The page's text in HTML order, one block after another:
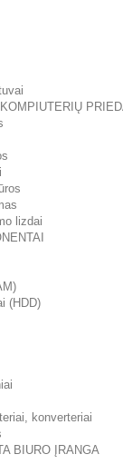
lizdai
(HDD)
konverteriai
BIURO ĮRANGA